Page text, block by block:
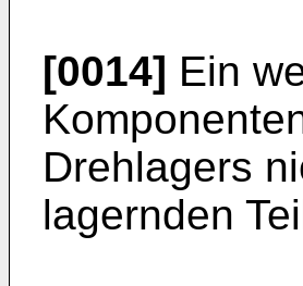
[0014] Ein
Drehlagers
lagernden